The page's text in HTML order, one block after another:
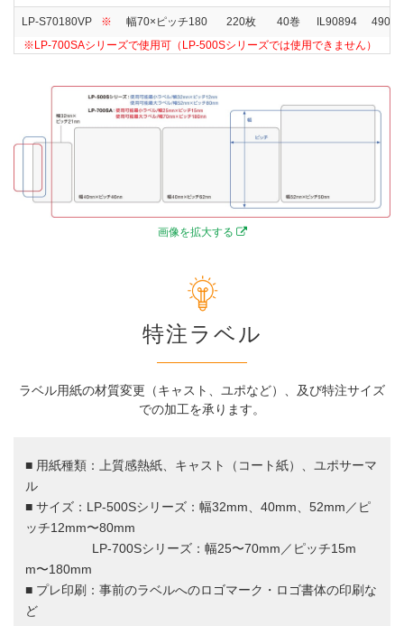
LP-S70180VP ※ 幅70×ピッチ180 220枚 40巻 IL90894
※LP-700SAシリーズで使用可（LP-500Sシリーズでは使用できません）
画像を拡大する
特注ラベル
ラベル用紙の材質変更（キャスト、ユポなど）、及び特注サイズ
での加工を承ります。
■ 用紙種類：上質感熱紙、キャスト（コート紙）、ユポサーマ
ル
■ サイズ：LP-500Sシリーズ：幅32mm、40mm、52mm／ピ
ッチ12mm〜80mm
LP-700Sシリーズ：幅25〜70mm／ピッチ15m
m〜180mm
■ プレ印刷：事前のラベルへのロゴマーク・ロゴ書体の印刷な
ど